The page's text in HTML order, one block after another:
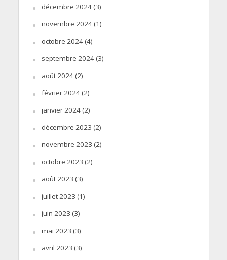
décembre 2024(3)
novembre 2024(1)
octobre 2024(4)
septembre 2024(3)
août 2024(2)
février 2024(2)
janvier 2024(2)
décembre 2023 (2)
novembre 2023 (2)
octobre 2023 (2)
août 2023 (3)
juillet 2023 (1)
juin 2023 (3)
mai 2023 (3)
avril 2023 (3)